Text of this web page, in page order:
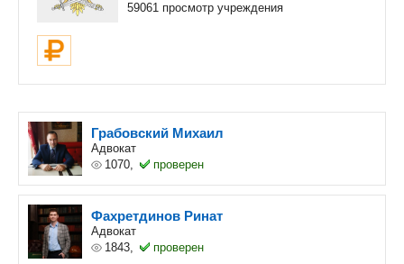
59061 просмотр учреждения
Грабовский Михаил
Адвокат
1070,
проверен
Фахретдинов Ринат
Адвокат
1843,
проверен